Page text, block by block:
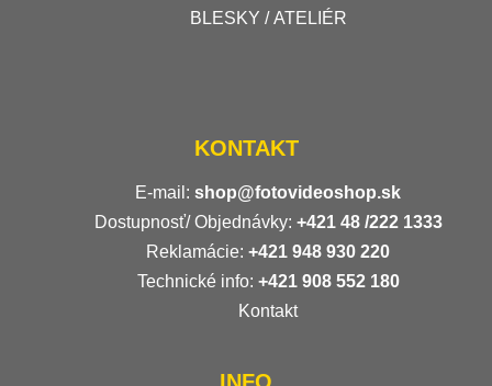
BLESKY / ATELIÉR
KONTAKT
E-mail: shop@fotovideoshop.sk
Dostupnosť/ Objednávky: +421 48 /222 1333
Reklamácie: +421 948 930 220
Technické info: +421 908 552 180
Kontakt
INFO